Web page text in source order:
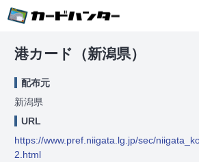
港カード（新潟県）
配布元
新潟県
URL
https://www.pref.niigata.lg.jp/sec/
2.html